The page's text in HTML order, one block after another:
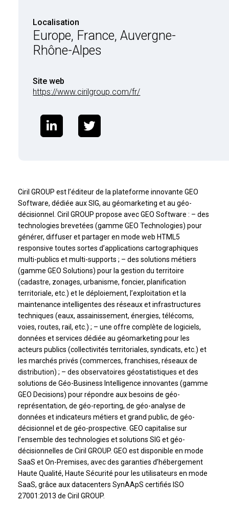
Localisation
Europe, France, Auvergne-
Rhône-Alpes
Site web
https://www.cirilgroup.com/fr/
Ciril GROUP est l’éditeur de la plateforme innovante GEO
Software, dédiée aux SIG, au géomarketing et au géo-
décisionnel. Ciril GROUP propose avec GEO Software : – des
technologies brevetées (gamme GEO Technologies) pour
générer, diffuser et partager en mode web HTML5
responsive toutes sortes d’applications cartographiques
multi-publics et multi-supports ; – des solutions métiers
(gamme GEO Solutions) pour la gestion du territoire
(cadastre, zonages, urbanisme, foncier, planification
territoriale, etc.) et le déploiement, l’exploitation et la
maintenance intelligentes des réseaux et infrastructures
techniques (eaux, assainissement, énergies, télécoms,
voies, routes, rail, etc.) ; – une offre complète de logiciels,
données et services dédiée au géomarketing pour les
acteurs publics (collectivités territoriales, syndicats, etc.) et
les marchés privés (commerces, franchises, réseaux de
distribution) ; – des observatoires géostatistiques et des
solutions de Géo-Business Intelligence innovantes (gamme
GEO Decisions) pour répondre aux besoins de géo-
représentation, de géo-reporting, de géo-analyse de
données et indicateurs métiers et grand public, de géo-
décisionnel et de géo-prospective. GEO capitalise sur
l’ensemble des technologies et solutions SIG et géo-
décisionnelles de Ciril GROUP. GEO est disponible en mode
SaaS et On-Premises, avec des garanties d’hébergement
Haute Qualité, Haute Sécurité pour les utilisateurs en mode
SaaS, grâce aux datacenters SynAApS certifiés ISO
27001:2013 de Ciril GROUP.